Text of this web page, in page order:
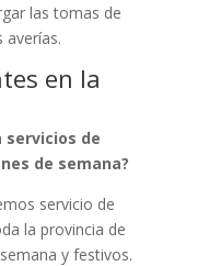
las tomas de
averías.
en la
servicios de
de semana?
servicio de
la provincia de
y festivos.